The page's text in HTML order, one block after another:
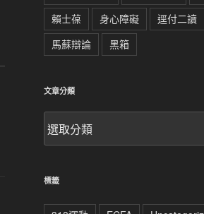
賴士葆
身心障礙 逕付二讀
馬蘇辯論
黑箱
文章分類
章
分
標籤